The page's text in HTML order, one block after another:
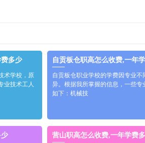
多少
术学校，原
业技术工人
自贡板仓职高怎么收费,一年
自贡板仓职业学校的学费因专业不
异。根据我所掌握的信息，一些专
如下：机械技
营山职高怎么收费,一年学费